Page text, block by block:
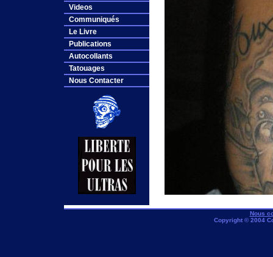
Videos
Communiqués
Le Livre
Publications
Autocollants
Tatouages
Nous Contacter
Nous
Copyright © 2004